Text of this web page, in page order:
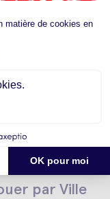
louer par
Vaud
Valais
par Ville